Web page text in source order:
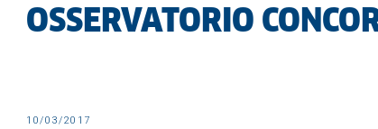
OSSERVATORIO
10/03/2017